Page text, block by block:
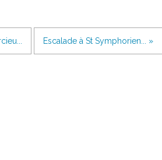
Escalade à St Symphorien... »